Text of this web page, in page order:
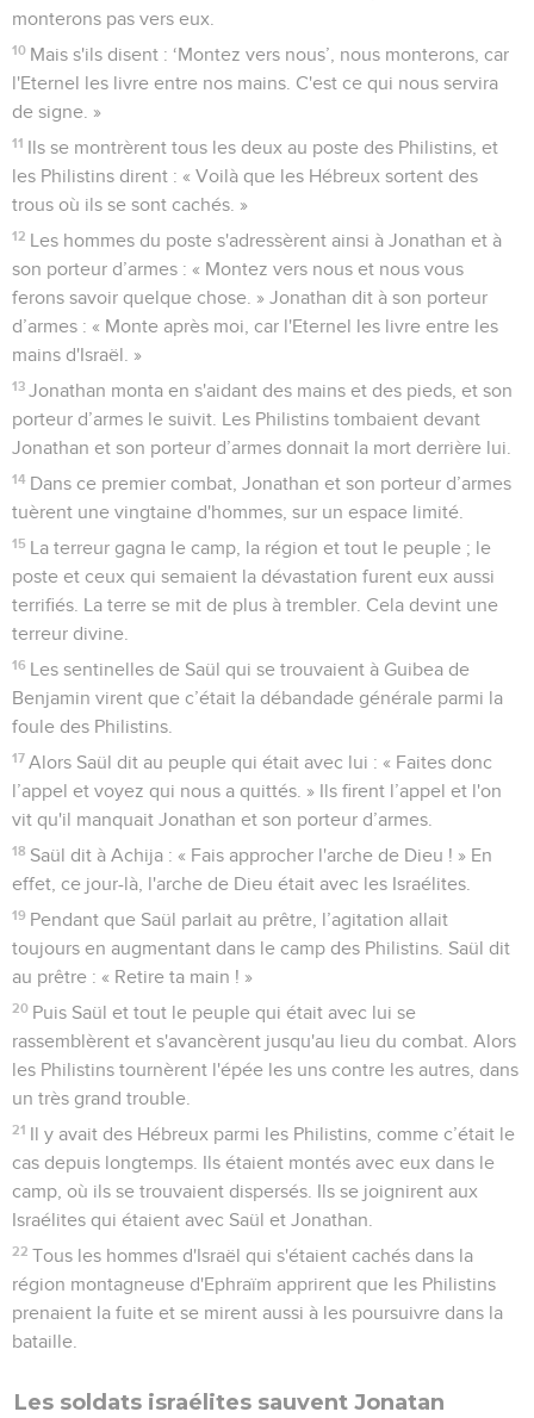
monterons pas vers eux.
10 Mais s'ils disent : ‘Montez vers nous’, nous monterons, car
l'Eternel les livre entre nos mains. C'est ce qui nous servira
de signe. »
11 Ils se montrèrent tous les deux au poste des Philistins, et
les Philistins dirent : « Voilà que les Hébreux sortent des
trous où ils se sont cachés. »
12 Les hommes du poste s'adressèrent ainsi à Jonathan et à
son porteur d’armes : « Montez vers nous et nous vous
ferons savoir quelque chose. » Jonathan dit à son porteur
d’armes : « Monte après moi, car l'Eternel les livre entre les
mains d'Israël. »
13 Jonathan monta en s'aidant des mains et des pieds, et son
porteur d’armes le suivit. Les Philistins tombaient devant
Jonathan et son porteur d’armes donnait la mort derrière lui.
14 Dans ce premier combat, Jonathan et son porteur d’armes
tuèrent une vingtaine d'hommes, sur un espace limité.
15 La terreur gagna le camp, la région et tout le peuple ; le
poste et ceux qui semaient la dévastation furent eux aussi
terrifiés. La terre se mit de plus à trembler. Cela devint une
terreur divine.
16 Les sentinelles de Saül qui se trouvaient à Guibea de
Benjamin virent que c’était la débandade générale parmi la
foule des Philistins.
17 Alors Saül dit au peuple qui était avec lui : « Faites donc
l’appel et voyez qui nous a quittés. » Ils firent l’appel et l'on
vit qu'il manquait Jonathan et son porteur d’armes.
18 Saül dit à Achija : « Fais approcher l'arche de Dieu ! » En
effet, ce jour-là, l'arche de Dieu était avec les Israélites.
19 Pendant que Saül parlait au prêtre, l’agitation allait
toujours en augmentant dans le camp des Philistins. Saül dit
au prêtre : « Retire ta main ! »
20 Puis Saül et tout le peuple qui était avec lui se
rassemblèrent et s'avancèrent jusqu'au lieu du combat. Alors
les Philistins tournèrent l'épée les uns contre les autres, dans
un très grand trouble.
21 Il y avait des Hébreux parmi les Philistins, comme c’était le
cas depuis longtemps. Ils étaient montés avec eux dans le
camp, où ils se trouvaient dispersés. Ils se joignirent aux
Israélites qui étaient avec Saül et Jonathan.
22 Tous les hommes d'Israël qui s'étaient cachés dans la
région montagneuse d'Ephraïm apprirent que les Philistins
prenaient la fuite et se mirent aussi à les poursuivre dans la
bataille.
Les soldats israélites sauvent Jonatan